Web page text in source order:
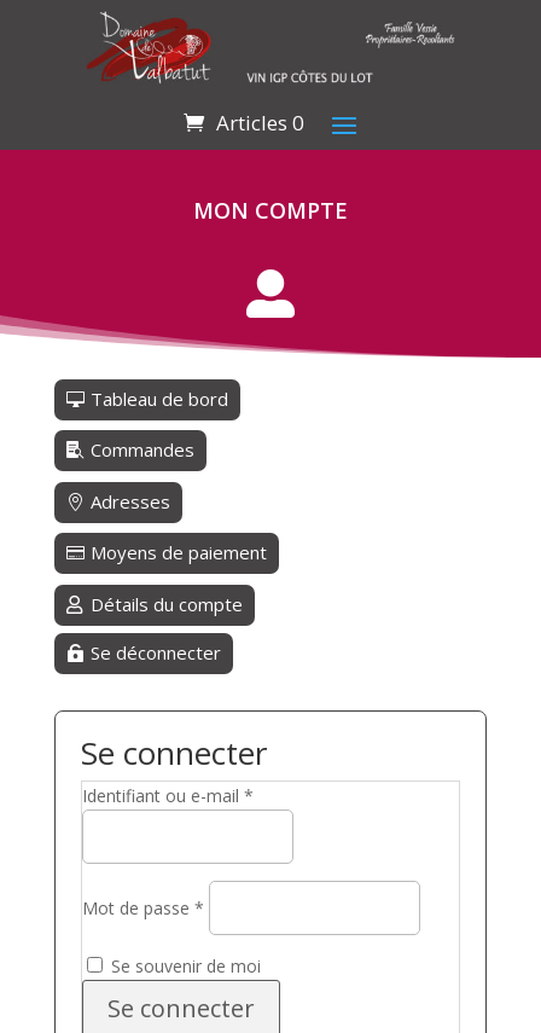
Articles 0
MON COMPTE

Tableau de bord
Commandes
Adresses
Moyens de paiement
Détails du compte
Se déconnecter
Se connecter
Identifiant ou e-mail *Obligatoire
Mot de passe *
Obligatoire
Se souvenir de moi
Se connecter